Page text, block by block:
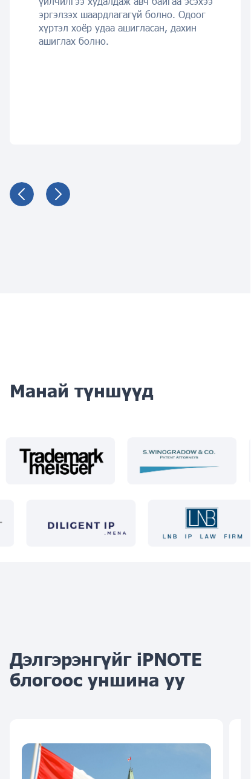
эргэлзэх шаардлагагүй болно. Одоог
хүртэл хоёр удаа ашигласан, дахин
ашиглах болно.
Манай түншүүд
Дэлгэрэнгүйг iPNOTE
блогоос уншина уу